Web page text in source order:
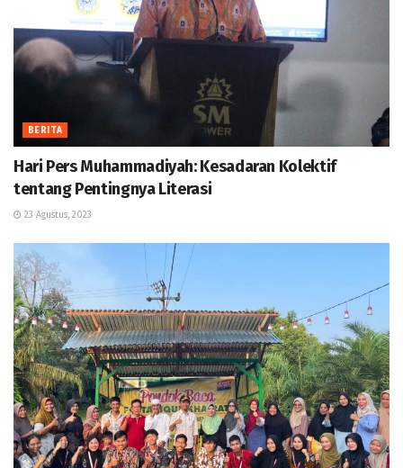
BERITA
Hari Pers Muhammadiyah: Kesadaran Kolektif
tentang Pentingnya Literasi
23 Agustus, 2023